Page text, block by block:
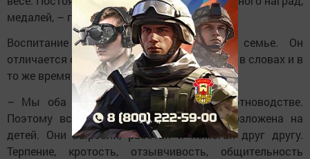
медалей, – говорит отец.
Воспитание юноши было заложено в семье. Он
отличается ответственностью, твердостью в словах и в
то же время тонкой душевностью.
– Мы оба работали на фермах, в животноводстве.
Поэтому вся домашняя работа была возложена на
детей. Они выросли, работая и помогая друг другу.
Терпение, кротость, отзывчивость, общительность